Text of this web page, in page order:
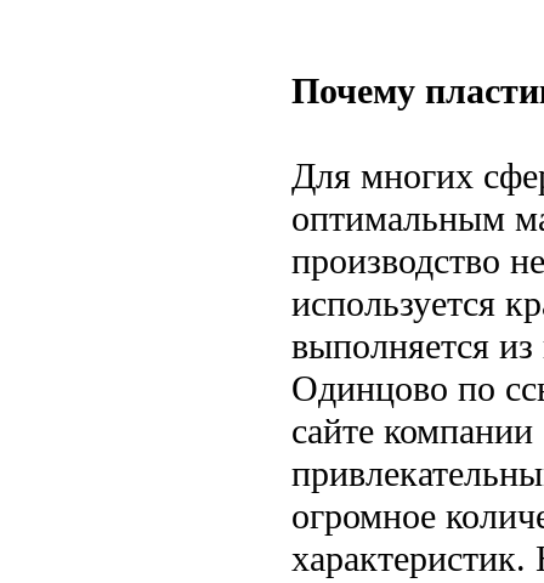
Почему
Для многих
оптимальным
производство
используется
выполняется из
Одинцово по
сайте
огромное